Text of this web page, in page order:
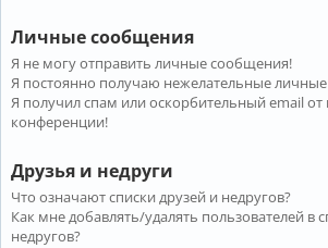
Личные сообщения
Я не могу отправить личные сообщения!
Я постоянно получаю нежелательные
Я получил спам или оскорбительный email от
конференции!
Друзья и недруги
Что означают списки друзей и недругов?
Как мне добавлять/удалять пользователей в
недругов?